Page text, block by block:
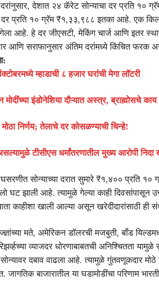
देशात २४ कॅरेट सोन्याचा दर प्रति १०
दर प्रति १० ग्रॅम ₹१,३३,९८८ इतका आहे. एक
गेला आहे. हे दर जीएसटी, मेकिंग चार्ज आणि इतर
आणि सराफानुसार अंतिम दरांमध्ये किंचित फरक
म्हाडाची ८ हजार घरांची मेगा लॉटरी
मोदींच्या इंडोनेशिया दौऱ्यात अस्त्र, ब्राह्मोसचे
निर्णय; तेलाचे दर कोसळण्याची चिन्हे!
टीसीएस धर्मांतरणातील मुख्य आरोपी निदा
सोन्याच्या दरात सुमारे ₹१,४०० प्रति १०
घट झाली आहे. त्यामुळे गेल्या काही दिवसांपासून
काहीशा खाली आल्या असून खरेदीदारांसाठी ही
मते, अमेरिकन डॉलरची मजबुती, बाँड
व्याजदर धोरणाबाबतची अनिश्चितता
सोन्यावर दबाव वाढला आहे. त्यामुळे गुंतवणूकदार मोठे
बाजारातील या घडामोडींचा परिणाम